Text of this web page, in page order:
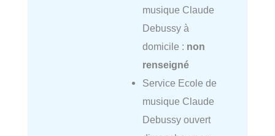
musique Claude
Debussy à
domicile : non
renseigné
Service Ecole de
musique Claude
Debussy ouvert